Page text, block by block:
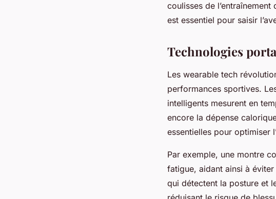
coulisses de
est essentiel pour saisir
Technologies
Les wearable tech
performances sportives.
intelligents mesurent en
encore la dépense
essentielles pour optimiser
Par exemple, une montre
fatigue, aidant ainsi à
qui détectent la posture et